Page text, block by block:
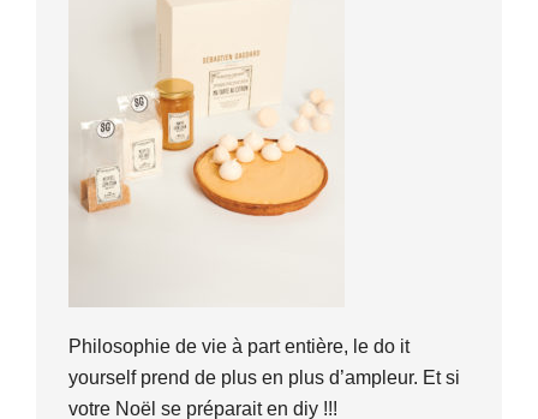
Philosophie de vie à part entière, le do it
yourself prend de plus en plus d’ampleur. Et si
votre Noël se préparait en diy !!!